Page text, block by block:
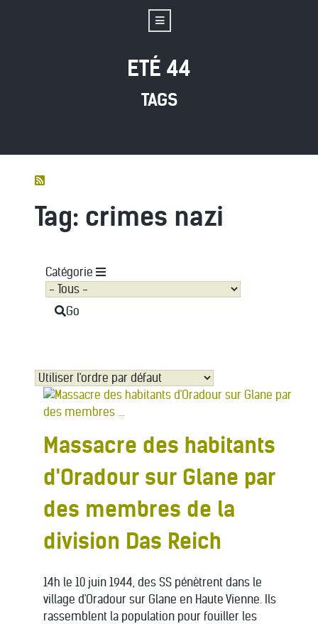
ETÉ 44
TAGS
Tag: crimes nazi
Catégorie
Go
Massacre des habitants
d'Oradour sur Glane par
des membres de la
division Das Reich
14h le 10 juin 1944, des SS pénètrent dans le
village d'Oradour sur Glane en Haute Vienne. Ils
rassemblent la population pour fouiller les